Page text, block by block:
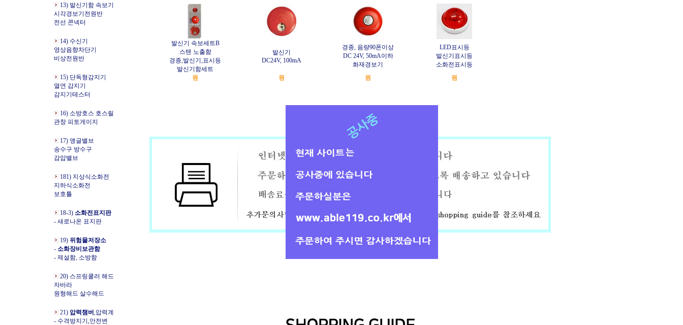
13) 발신기함 속보기
시각경보기전원반
전선 콘넥터
14) 수신기
영상음향차단기
비상전원반
15) 단독형감지기
열연 감지기
감지기테스터
16) 소방호스 호스릴
관창 피토게이지
17) 앵글밸브
송수구 방수구
감압밸브
181) 지상식소화전
지하식소화전
보호틀
18-3) 소화전표지판
- 새로나온 표지판
19) 위험물저장소
- 소화장비보관함
- 제설함, 소방함
20) 스프링쿨러 해드
자바라
원형해드 살수해드
21) 압력챔버,압력계
- 수격방지기,안전변
발신기 속보세트B
스텐 노출함
경종,발신기,표시등
발신기함세트
발신기
DC24V, 100mA
경종, 음량90폰이상
DC 24V, 50mA이하
화재경보기
LED표시등
발신기표시등
소화전표시등
원
원 원 원